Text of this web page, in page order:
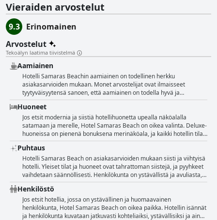
Vieraiden arvostelut
9.3
Erinomainen
Arvostelut
Tekoälyn laatima tiivistelmä
Aamiainen
Hotelli Samaras Beachin aamiainen on todellinen herkku
asiakasarvioiden mukaan. Monet arvostelijat ovat ilmaisseet
tyytyväisyytensä sanoen, että aamiainen on todella hyvä ja
monipuolinen, ja valikoimasta löytyy runsaasti vaihtoehtoja. Toiset
kommentoivat, että se tarjoillaan meren äärellä terassilla, mikä
tekee siitä upean kokemuksen. Lisäksi aamiaisella tarjottavista
kreikkalaisista erikoisuuksista on positiivisia kommentteja, ja niiden
sanotaan olevan aina herkullisia. Kaiken kaikkiaan aamiainen Hotel
Samaras Beachissa näyttää olevan kohokohta vieraiden oleskelussa,
ja sitä kuvaillaan sanoilla "erinomainen" ja "runsas".
Huoneet
Jos etsit modernia ja siistiä hotellihuonetta upealla näköalalla
satamaan ja merelle, Hotel Samaras Beach on oikea valinta. Deluxe-
huoneissa on pienenä bonuksena merinäköala, ja kaikki hotellin tilat
ovat tahrattoman puhtaat. Hotellissa on hiljattain tehty remontti,
joten huoneet ovat uusia ja erittäin siistejä. Asiakkaat ovat kehuneet
hotellin erinomaista sijaintia aivan rannalla sekä huoneiden
tyylikästä ja modernia sisustusta. Henkilökunta on ystävällistä ja
tarjoaa päivittäisen siivouspalvelun, johon sisältyy pyyhkeiden ja
liinavaatteiden vaihto joka toinen päivä. Jotkut asiakkaat
huomauttivat, että kaikkia huoneita ei ollut viimeistelty COVID-19:n
vuoksi, mutta odottavat innolla valmiin tuotteen ihailemista
seuraavalla kerralla yöpyessään. Kaiken kaikkiaan Hotel Samaras
Beach on siisti ja tyylikäs hotelli upealla paikalla.
Puhtaus
Hotelli Samaras Beach on asiakasarvioiden mukaan siisti ja viihtyisä
hotelli. Yleiset tilat ja huoneet ovat tahrattoman siistejä, ja pyyhkeet
vaihdetaan säännöllisesti. Henkilökunta on ystävällistä ja avuliasta,
luoden kodikkaan ilmapiirin, jota vieraat arvostavat. Allas on
erityisen ihana, hyvin hoidettu ja puhdas. Hotellin sijainti on
erinomainen, ja sieltä on upeat näkymät merelle ja rauhallinen
ympäristö lähellä kaupungin keskustaa. Asiakkaat arvostavat
huoneiden modernia sisustusta ja mukavia mukavuuksia, sekä
Henkilöstö
Jos etsit hotellia, jossa on ystävällinen ja huomaavainen
henkilökunta, Hotel Samaras Beach on oikea paikka. Hotellin isännät
ja henkilökunta kuvataan jatkuvasti kohteliaiksi, ystävällisiksi ja aina